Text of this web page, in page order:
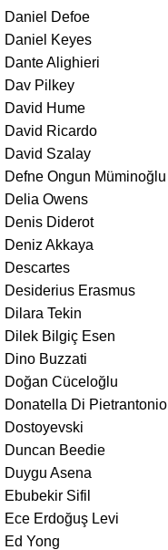
Daniel Defoe
Daniel Keyes
Dante Alighieri
Dav Pilkey
David Hume
David Ricardo
David Szalay
Defne Ongun Müminoğlu
Delia Owens
Denis Diderot
Deniz Akkaya
Descartes
Desiderius Erasmus
Dilara Tekin
Dilek Bilgiç Esen
Dino Buzzati
Doğan Cüceloğlu
Donatella Di Pietrantonio
Dostoyevski
Duncan Beedie
Duygu Asena
Ebubekir Sifil
Ece Erdoğuş Levi
Ed Yong